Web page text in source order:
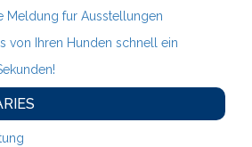
Meldung fur Ausstellungen
von Ihren Hunden schnell ein